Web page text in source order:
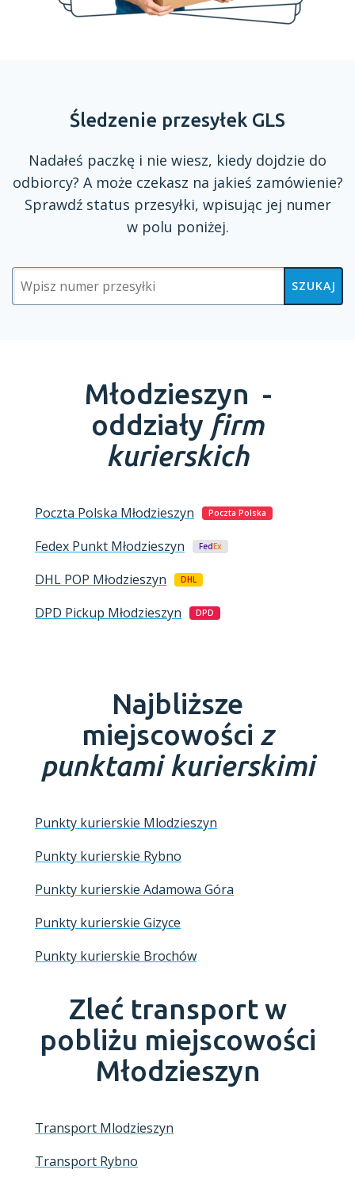
Śledzenie przesyłek GLS
Nadałeś paczkę i nie wiesz, kiedy dojdzie do
odbiorcy? A może czekasz na jakieś zamówienie?
Sprawdź status przesyłki, wpisując jej numer
w polu poniżej.
SZUKAJ
Młodzieszyn -
oddziały firm
kurierskich
Poczta Polska Młodzieszyn Poczta Polska
Fedex Punkt Młodzieszyn FedEx
DHL POP Młodzieszyn DHL
DPD Pickup Młodzieszyn DPD
Najbliższe
miejscowości z
punktami kurierskimi
Punkty kurierskie Mlodzieszyn
Punkty kurierskie Rybno
Punkty kurierskie Adamowa Góra
Punkty kurierskie Gizyce
Punkty kurierskie Brochów
Zleć transport w
pobliżu miejscowości
Młodzieszyn
Transport Mlodzieszyn
Transport Rybno